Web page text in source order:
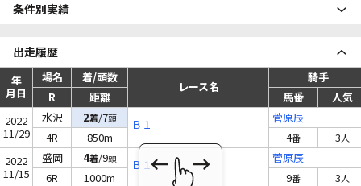
条件別実績
出走履歴
年
月日
場名 着/頭数
レース名
騎手
R
距離 馬番
人気
2022
11/29
水沢 2着/7頭 Ｂ１
菅原辰
4R
850m 4番 3人
2022
11/15
盛岡 4着/9頭 Ｂ１
菅原辰
6R
1000m 9番 3人